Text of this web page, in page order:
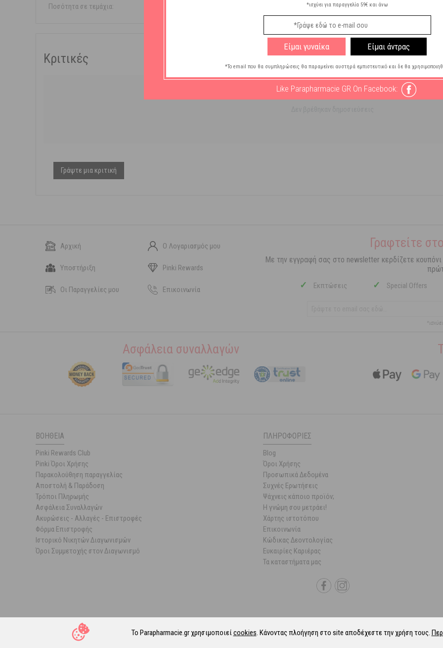
Το Parapharmacie.gr χρησιμοποιείcookies. Κάνοντας πλοήγηση στο site αποδέχεστε την χρήση τους.
Ποσότητα σε τεμάχια:
Κριτικές
Γράψτε μια κριτική
Αρχική Ο Λογαριασμός μου
Υποστήριξη Pinki Rewards
Οι Παραγγελίες μου Επικοινωνία
Γραφτείτε
Με την εγγραφή σας στο newsletter κερδίζετε
✓ Εκπτώσεις ✓ Special Offers
Ασφάλεια συναλλαγών
ΒΟΉΘΕΙΑ
Pinki Rewards Club
Pinki Όροι Χρήσης
Παρακολούθηση παραγγελίας
Αποστολή & Παράδοση
Τρόποι Πληρωμής
Ασφάλεια Συναλλαγών
Ακυρώσεις - Αλλαγές - Επιστροφές
Φόρμα Επιστροφής
Ιστορικό Νικητών Διαγωνισμών
Όροι Συμμετοχής στον Διαγωνισμό
ΠΛΗΡΟΦΟΡΊΕΣ
Blog
Όροι Χρήσης
Προσωπικά Δεδομένα
Συχνές Ερωτήσεις
Ψάχνεις κάποιο προϊόν;
Η γνώμη σου μετράει!
Χάρτης ιστοτόπου
Επικοινωνία
Κώδικας Δεοντολογίας
Ευκαιρίες Καριέρας
Τα καταστήματα μας
© 2026 Parapharmacie.gr.ALL-IN-ONE eCommerce Business Development by
*ισχύει για παραγγελία 59€ και άνω
Είμαι γυναίκα Είμαι άντρας
*Το email που θα συμπληρώσεις θα παραμείνει αυστηρά εμπιστευτικό και δε θα
Like Parapharmacie GR On Facebook: